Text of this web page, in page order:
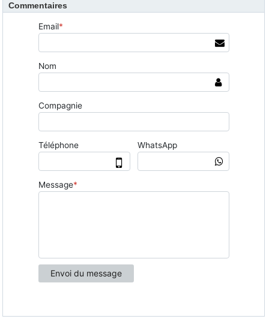
Commentaires